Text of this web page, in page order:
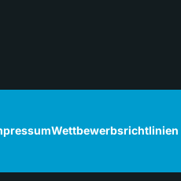
Wettbewerbsrichtlinien